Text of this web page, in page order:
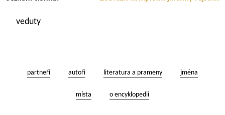
veduty
partneři autoři literatura a prameny jména
místa o encyklopedii